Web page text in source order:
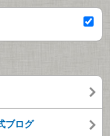
ブログ